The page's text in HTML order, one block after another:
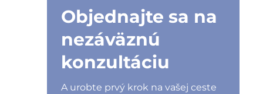
Objednajte sa na
nezáväznú
konzultáciu
A urobte prvý krok na vašej ceste